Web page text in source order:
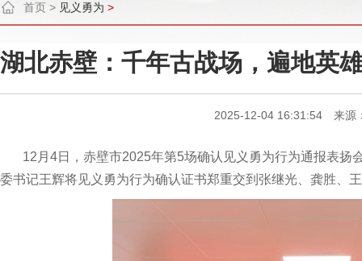
首页 > 见义勇为 >
湖北赤壁：千年古战场，遍地英
2025-12-04 16:31:54 来源
12月4日，赤壁市2025年第5场确认见义勇为行为通报表扬
委书记王辉将见义勇为行为确认证书郑重交到张继光、龚胜、